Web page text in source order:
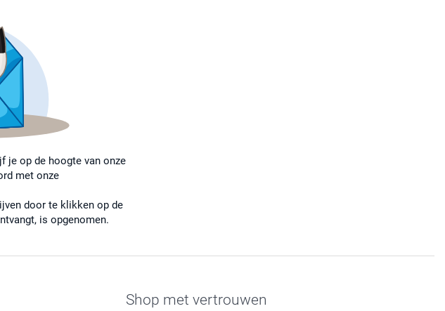
je op de hoogte van onze
met onze
door te klikken op de
is opgenomen.
Shop met vertrouwen